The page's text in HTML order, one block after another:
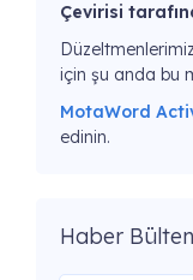
Çevirisi
için şu anda bu
MotaWord
edinin.
Haber